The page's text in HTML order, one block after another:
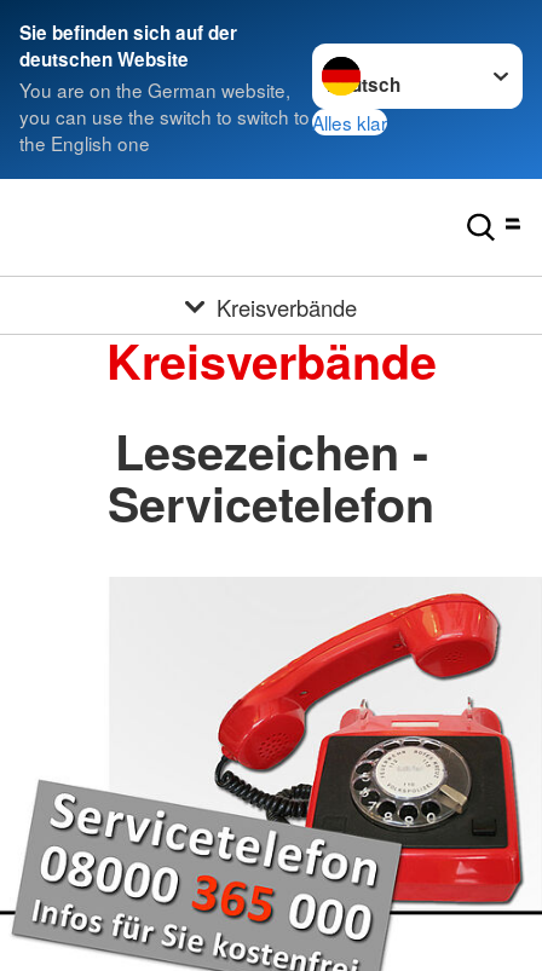
Sie befinden sich auf der
deutschen Website
You are on the German website,
you can use the switch to switch to
the English one
Sprache wechseln zu
Alles klar
Kreisverbände
Kreisverbände
Lesezeichen -
Servicetelefon